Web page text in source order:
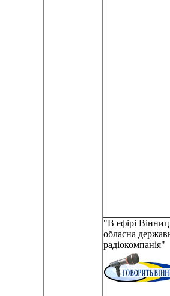
"В ефірі
обласна
радіокомпанія"